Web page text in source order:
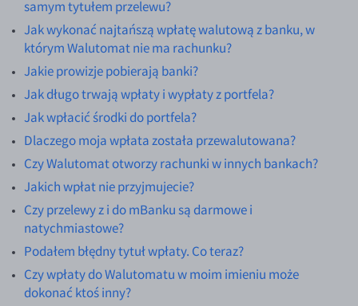
EUR/SGD
EUR/TRY
EUR/ZAR
GBP/USD
USD/CHF
samym tytułem przelewu?
Jak wykonać najtańszą wpłatę walutową z banku, w
którym Walutomat nie ma rachunku?
Jakie prowizje pobierają banki?
Jak długo trwają wpłaty i wypłaty z portfela?
Jak wpłacić środki do portfela?
Dlaczego moja wpłata została przewalutowana?
Czy Walutomat otworzy rachunki w innych bankach?
Jakich wpłat nie przyjmujecie?
Czy przelewy z i do mBanku są darmowe i
natychmiastowe?
Podałem błędny tytuł wpłaty. Co teraz?
Czy wpłaty do Walutomatu w moim imieniu może
dokonać ktoś inny?